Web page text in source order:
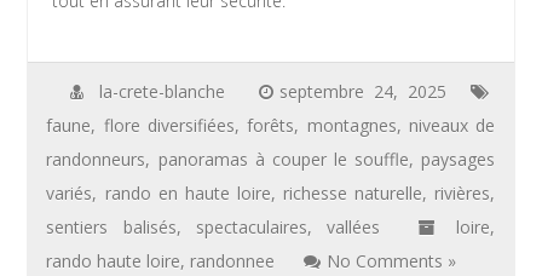
la-crete-blanche
septembre 24, 2025
faune, flore diversifiées,forêts, montagnes, niveaux de
randonneurs, panoramas à couper le souffle, paysages
variés, rando en haute loire, richesse naturelle, rivières,
sentiers balisés, spectaculaires,vallées loire,
rando haute loire, randonnee No Comments »